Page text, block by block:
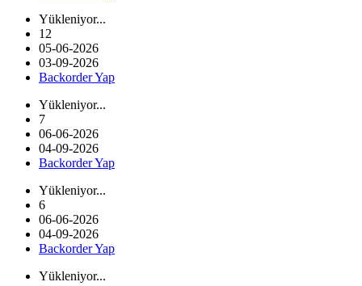
Yükleniyor...
12
05-06-2026
03-09-2026
Backorder Yap
Yükleniyor...
7
06-06-2026
04-09-2026
Backorder Yap
Yükleniyor...
6
06-06-2026
04-09-2026
Backorder Yap
Yükleniyor...